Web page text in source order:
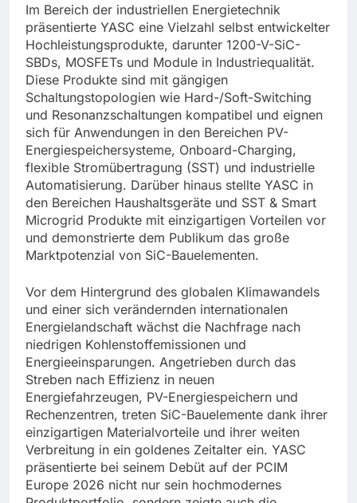
Im Bereich der industriellen Energietechnik
präsentierte YASC eine Vielzahl selbst entwickelter
Hochleistungsprodukte, darunter 1200-V-SiC-
SBDs, MOSFETs und Module in Industriequalität.
Diese Produkte sind mit gängigen
Schaltungstopologien wie Hard-/Soft-Switching
und Resonanzschaltungen kompatibel und eignen
sich für Anwendungen in den Bereichen PV-
Energiespeichersysteme, Onboard-Charging,
flexible Stromübertragung (SST) und industrielle
Automatisierung. Darüber hinaus stellte YASC in
den Bereichen Haushaltsgeräte und SST & Smart
Microgrid Produkte mit einzigartigen Vorteilen vor
und demonstrierte dem Publikum das große
Marktpotenzial von SiC-Bauelementen.
Vor dem Hintergrund des globalen Klimawandels
und einer sich verändernden internationalen
Energielandschaft wächst die Nachfrage nach
niedrigen Kohlenstoffemissionen und
Energieeinsparungen. Angetrieben durch das
Streben nach Effizienz in neuen
Energiefahrzeugen, PV-Energiespeichern und
Rechenzentren, treten SiC-Bauelemente dank ihrer
einzigartigen Materialvorteile und ihrer weiten
Verbreitung in ein goldenes Zeitalter ein. YASC
präsentierte bei seinem Debüt auf der PCIM
Europe 2026 nicht nur sein hochmodernes